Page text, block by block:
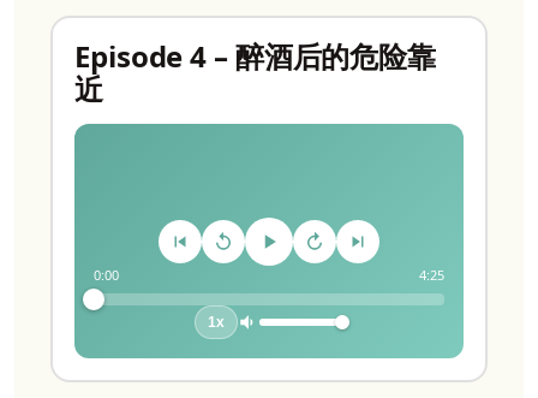
Episode 4 – 醉酒后的危险靠
近
0:00 4:25
1x